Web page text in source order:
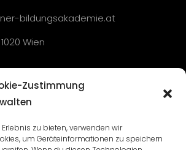
Zustimmung
zu bieten, verwenden wir
um Geräteinformationen zu speichern
bildungsakademie.at
Wien